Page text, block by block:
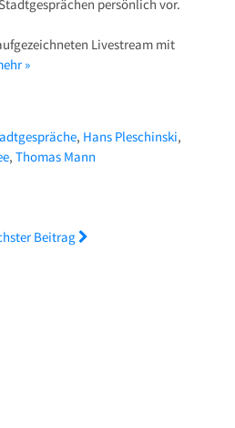
persönlich vor.
Livestream mit
»
, Hans Pleschinski,
,Thomas Mann
Beitrag